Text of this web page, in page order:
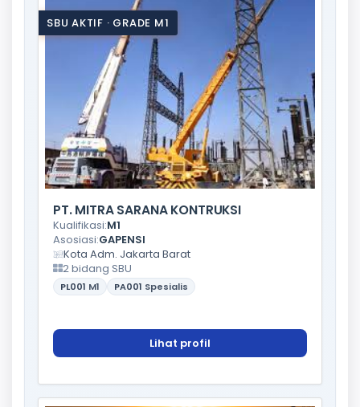
SBU AKTIF · GRADE M1
PT. MITRA SARANA KONTRUKSI
Kualifikasi:M1
Asosiasi:GAPENSI
Kota Adm. Jakarta Barat
2 bidang SBU
PL001 M1 PA001 Spesialis
Lihat profil